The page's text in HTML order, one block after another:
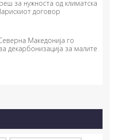
за нужноста од климатска
договор
Македонија го
декарбонизација за малите